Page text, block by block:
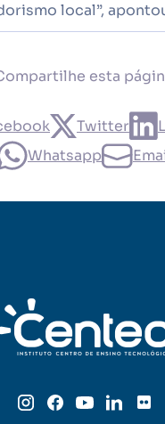
local”,
esta
Twitter
Whatsapp